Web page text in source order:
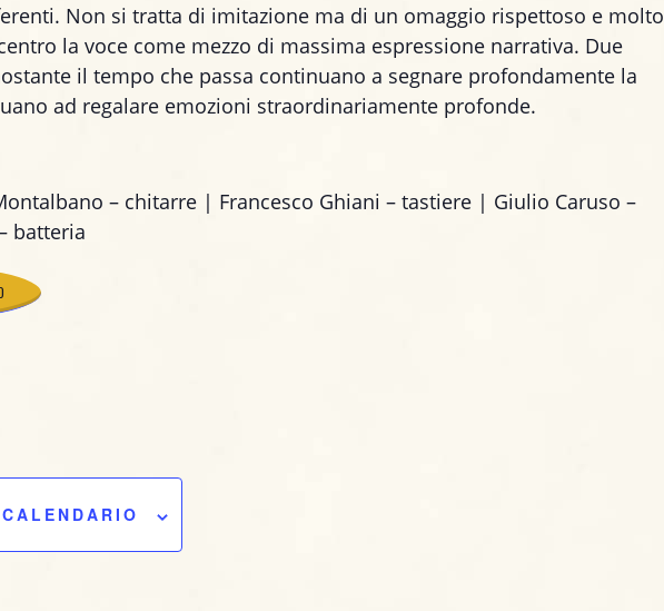
Non si tratta di imitazione ma di un omaggio rispettoso e molto
la voce come mezzo di massima espressione narrativa. Due
il tempo che passa continuano a segnare profondamente la
ad regalare emozioni straordinariamente profonde.
– chitarre | Francesco Ghiani – tastiere | Giulio Caruso –
batteria